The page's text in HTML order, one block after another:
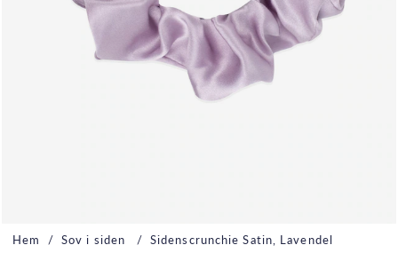
Hem Sov i siden Sidenscrunchie Satin, Lavendel